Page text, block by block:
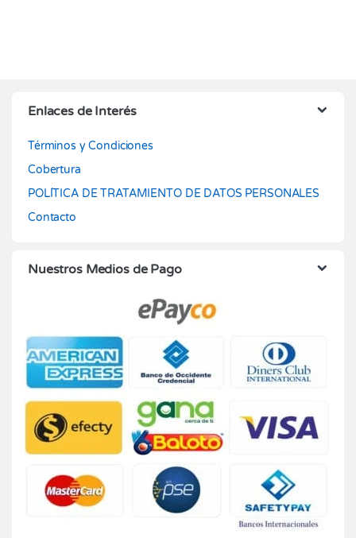
Enlaces de Interés
Términos y Condiciones
Cobertura
POLÍTICA DE TRATAMIENTO DE DATOS PERSONALES
Contacto
Nuestros Medios de Pago